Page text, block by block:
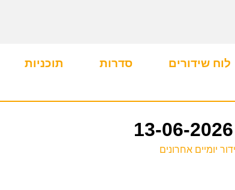
לוח שידורים סדרות תוכניות
יומיים אחרונים